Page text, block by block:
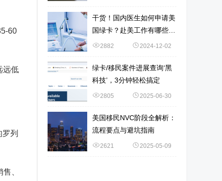
60
远低
列
、
干货！国内医生如何申请美
国绿卡？赴美工作有哪些选
择？2882 2024-12-02
绿卡/移民案件进展查询‘黑
科技’，3分钟轻松搞定
2805 2025-06-30
美国移民NVC阶段全解析：
流程要点与避坑指南
2621 2025-05-09